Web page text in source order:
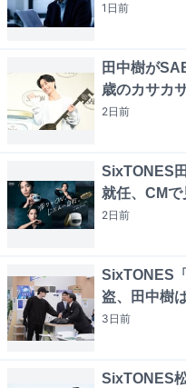
1日前
田中樹が
歳のカサカ
2日前
SixTONES
就任、CM
2日前
SixTONES
盗、田中樹
3日前
SixTONES